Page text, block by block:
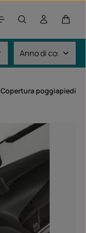
Il
Copertura poggiapiedi